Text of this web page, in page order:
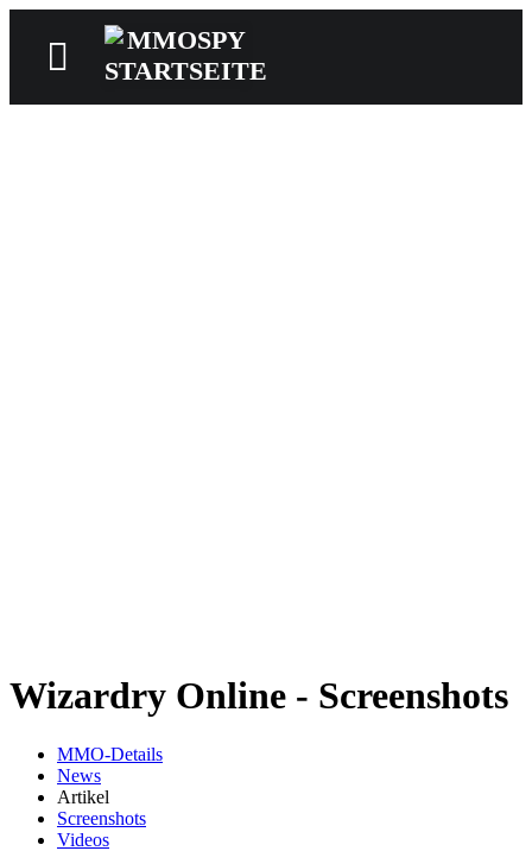
Wizardry Online - Screenshots
MMO-Details
News
Artikel
Screenshots
Videos